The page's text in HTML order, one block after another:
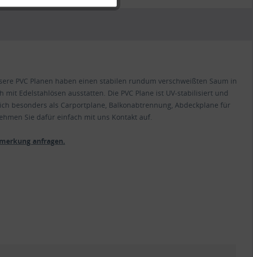
PVC Planen haben einen stabilen rundum verschweißten Saum in
Edelstahlösen ausstatten. Die PVC Plane ist UV-stabilisiert und
besonders als Carportplane, Balkonabtrennung, Abdeckplane für
Sie dafür einfach mit uns Kontakt auf.
anfragen.